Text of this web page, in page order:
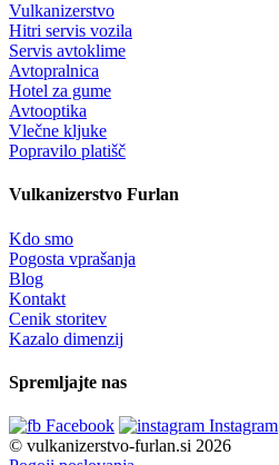
Vulkanizerstvo
Hitri servis vozila
Servis avtoklime
Avtopralnica
Hotel za gume
Avtooptika
Vlečne kljuke
Popravilo platišč
Vulkanizerstvo Furlan
Kdo smo
Pogosta vprašanja
Blog
Kontakt
Cenik storitev
Kazalo dimenzij
Spremljajte nas
Facebook
Instagram
© vulkanizerstvo-furlan.si 2026